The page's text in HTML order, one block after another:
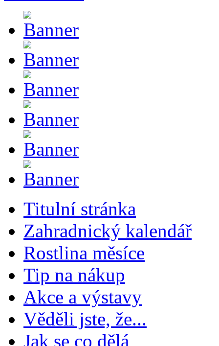
Titulní stránka
Zahradnický kalendář
Rostlina měsíce
Tip na nákup
Akce a výstavy
Věděli jste, že...
Jak se co dělá